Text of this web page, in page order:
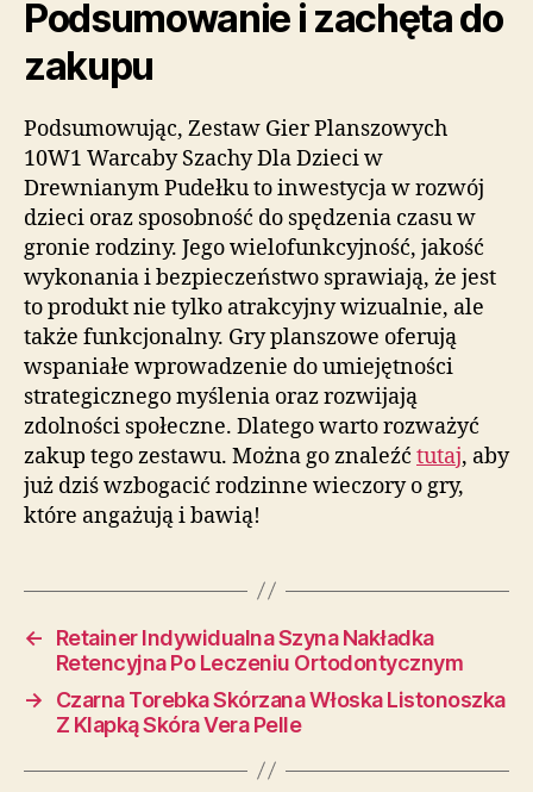
Podsumowanie i zachęta do
zakupu
Podsumowując, Zestaw Gier Planszowych
10W1 Warcaby Szachy Dla Dzieci w
Drewnianym Pudełku to inwestycja w rozwój
dzieci oraz sposobność do spędzenia czasu w
gronie rodziny. Jego wielofunkcyjność, jakość
wykonania i bezpieczeństwo sprawiają, że jest
to produkt nie tylko atrakcyjny wizualnie, ale
także funkcjonalny. Gry planszowe oferują
wspaniałe wprowadzenie do umiejętności
strategicznego myślenia oraz rozwijają
zdolności społeczne. Dlatego warto rozważyć
zakup tego zestawu. Można go znaleźć tutaj, aby
już dziś wzbogacić rodzinne wieczory o gry,
które angażują i bawią!
←
Retainer Indywidualna Szyna Nakładka
Retencyjna Po Leczeniu Ortodontycznym
→
Czarna Torebka Skórzana Włoska Listonoszka
Z Klapką Skóra Vera Pelle